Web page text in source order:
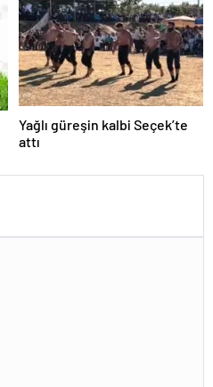
Yağlı güreşin kalbi Seçek’te
attı